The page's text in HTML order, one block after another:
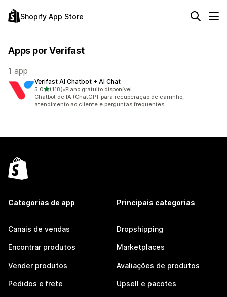
Shopify App Store
Apps por Verifast
1 app
Verifast AI Chatbot + AI Chat
5,0de 5 estrelas
(118)
118 avaliações ao todo
•Plano gratuito disponível
Chatbot de IA (ChatGPT para recuperação de carrinho,
atendimento ao cliente e perguntas frequentes
Categorias de app
Canais de vendas
Encontrar produtos
Vender produtos
Pedidos e frete
Principais categorias
Dropshipping
Marketplaces
Avaliações de produtos
Upsell e pacotes